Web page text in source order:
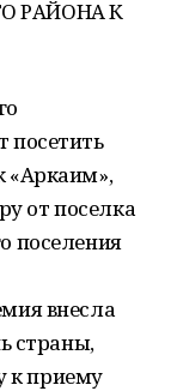
РАЙОНА К
посетить
«Аркаим»,
от поселка
поселения
внесла
страны,
к приему